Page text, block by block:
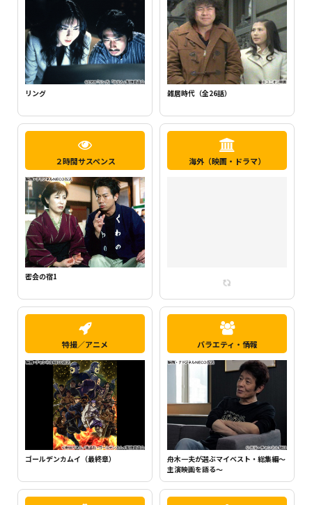
らせん
新・ミナミの帝王1（千原ジュニア主
２時間サスペンス
密会の宿2
海外（映画・ドラマ）
特撮／アニメ
ちいかわ（シーズン1）（全120話）
バラエティ・情報
舟木一夫が選ぶマイベスト・総集編～
主演映画を語る～